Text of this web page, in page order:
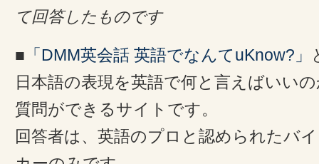
て回答したものです
■ 「DMM英会話 英語でなんてuKnow?」
日本語の表現を英語で何と言えばいい
質問ができるサイトです。
回答者は、英語のプロと認められたバ